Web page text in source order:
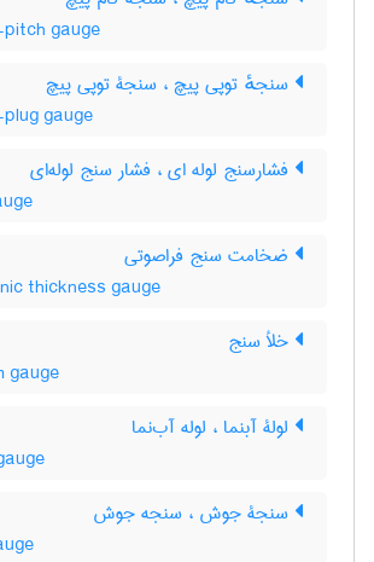
gauge
سنجهٔ توپی پیچ ، سنجۀ توپی پیچ
gauge
فشارسنج لوله ای ، فشار سنج لوله‌ای
ضخامت سنج فراصوتی
thickness gauge
خلأ سنج
gauge
لولۀ آبنما ، لوله آب‌نما
سنجۀ جوش ، سنجه جوش